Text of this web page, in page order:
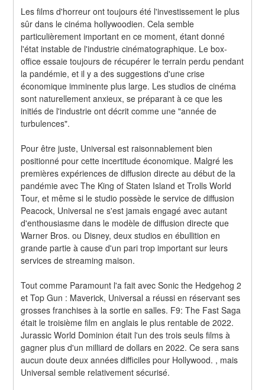
Les films d'horreur ont toujours été l'investissement le plus
sûr dans le cinéma hollywoodien. Cela semble
particulièrement important en ce moment, étant donné
l'état instable de l'industrie cinématographique. Le box-
office essaie toujours de récupérer le terrain perdu pendant
la pandémie, et il y a des suggestions d'une crise
économique imminente plus large. Les studios de cinéma
sont naturellement anxieux, se préparant à ce que les
initiés de l'industrie ont décrit comme une "année de
turbulences".
Pour être juste, Universal est raisonnablement bien
positionné pour cette incertitude économique. Malgré les
premières expériences de diffusion directe au début de la
pandémie avec The King of Staten Island et Trolls World
Tour, et même si le studio possède le service de diffusion
Peacock, Universal ne s'est jamais engagé avec autant
d'enthousiasme dans le modèle de diffusion directe que
Warner Bros. ou Disney, deux studios en ébullition en
grande partie à cause d'un pari trop important sur leurs
services de streaming maison.
Tout comme Paramount l'a fait avec Sonic the Hedgehog 2
et Top Gun : Maverick, Universal a réussi en réservant ses
grosses franchises à la sortie en salles. F9: The Fast Saga
était le troisième film en anglais le plus rentable de 2022.
Jurassic World Dominion était l'un des trois seuls films à
gagner plus d'un milliard de dollars en 2022. Ce sera sans
aucun doute deux années difficiles pour Hollywood. , mais
Universal semble relativement sécurisé.